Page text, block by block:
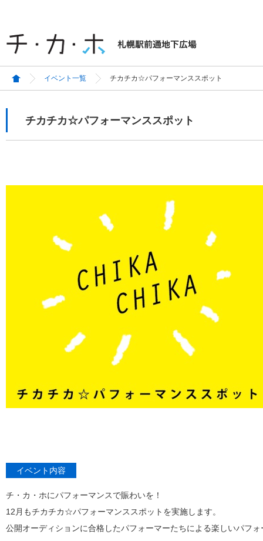
イベント一覧 チカチカ☆パフォーマンススポット
チカチカ☆パフォーマンススポット
イベント内容
チ・カ・ホにパフォーマンスで賑わいを！
12月もチカチカ☆パフォーマンススポットを実施します。
公開オーディションに合格したパフォーマーたちによる楽しいパフ